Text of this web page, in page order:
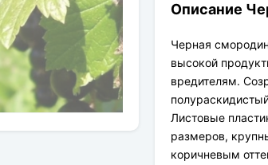
Описание
Черная
высокой
вредителям.
Листовые
размеров,
коричневым